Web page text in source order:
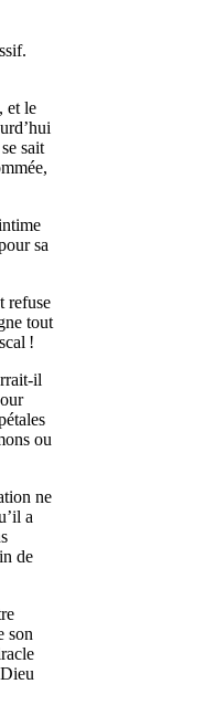
et le
sait
sa
refuse
tout
!
il
ou
ne
a
de
son